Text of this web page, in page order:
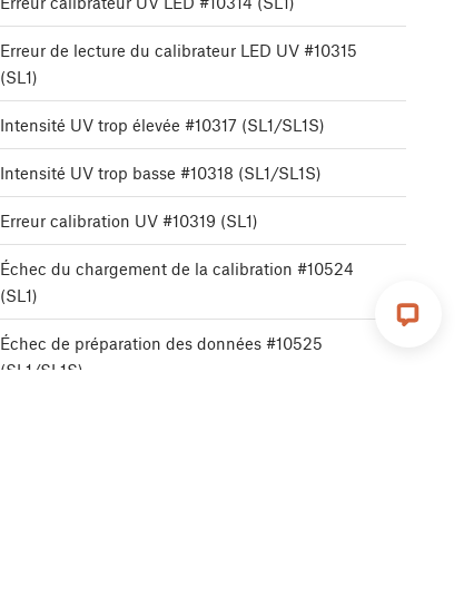
Erreur de lecture du calibrateur LED UV #10315
(SL1)
Intensité UV trop élevée #10317 (SL1/SL1S)
Intensité UV trop basse #10318 (SL1/SL1S)
Erreur calibration UV #10319 (SL1)
Échec du chargement de la calibration #10524
(SL1)
Échec de préparation des données #10525
(SL1/SL1S)